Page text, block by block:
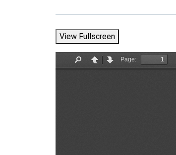
View Fullscreen